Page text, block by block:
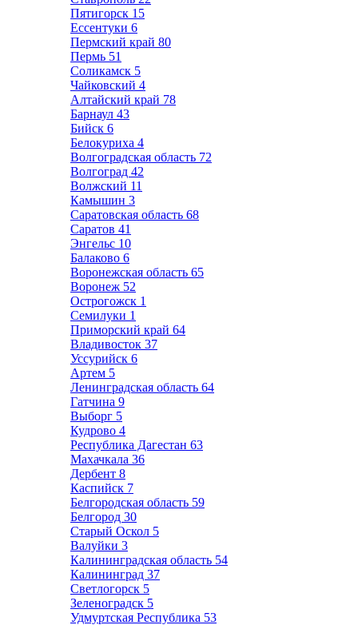
Пятигорск 15
Ессентуки 6
Пермский край 80
Пермь 51
Соликамск 5
Чайковский 4
Алтайский край 78
Барнаул 43
Бийск 6
Белокуриха 4
Волгоградская область 72
Волгоград 42
Волжский 11
Камышин 3
Саратовская область 68
Саратов 41
Энгельс 10
Балаково 6
Воронежская область 65
Воронеж 52
Острогожск 1
Семилуки 1
Приморский край 64
Владивосток 37
Уссурийск 6
Артем 5
Ленинградская область 64
Гатчина 9
Выборг 5
Кудрово 4
Республика Дагестан 63
Махачкала 36
Дербент 8
Каспийск 7
Белгородская область 59
Белгород 30
Старый Оскол 5
Валуйки 3
Калининградская область 54
Калининград 37
Светлогорск 5
Зеленоградск 5
Удмуртская Республика 53